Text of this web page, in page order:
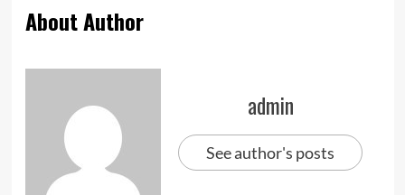
About Author
admin
See author's posts